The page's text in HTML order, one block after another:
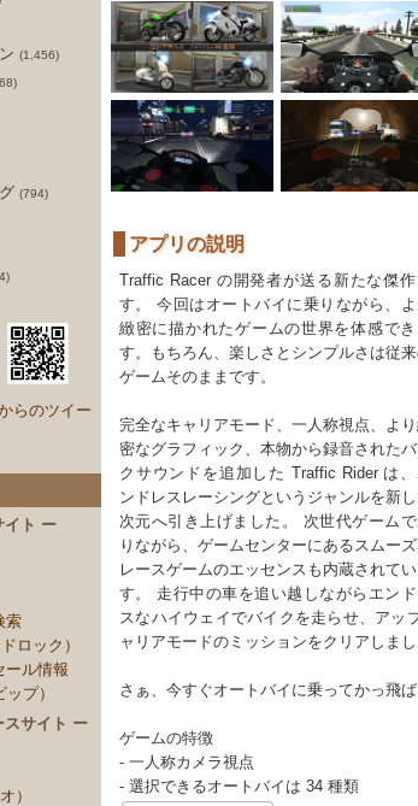
(1,456)
(794)
らのツイー
イト ー
索
ロック）
ール情報
プ）
スサイト ー
）
アプリの説明
Traffic Racer の開発者が送る新たな傑
す。 今回はオートバイに乗りながら、よ
緻密に描かれたゲームの世界を体感でき
す。もちろん、楽しさとシンプルさは従
ゲームそのままです。
完全なキャリアモード、一人称視点、よ
密なグラフィック、本物から録音されたバ
クサウンドを追加した Traffic Rider は、
ンドレスレーシングというジャンルを新
次元へ引き上げました。 次世代ゲームで
りながら、ゲームセンターにあるスムー
レースゲームのエッセンスも内蔵されてい
す。 走行中の車を追い越しながらエンド
スなハイウェイでバイクを走らせ、アッ
ャリアモードのミッションをクリアしまし
さぁ、今すぐオートバイに乗ってかっ飛ば
ゲームの特徴
- 一人称カメラ視点
- 選択できるオートバイは 34 種類